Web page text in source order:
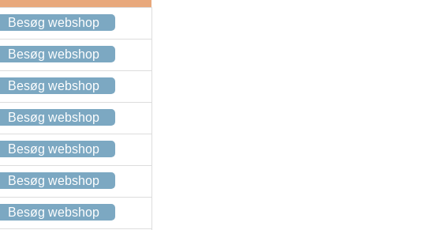
Besøg webshop
Besøg webshop
Besøg webshop
Besøg webshop
Besøg webshop
Besøg webshop
Besøg webshop